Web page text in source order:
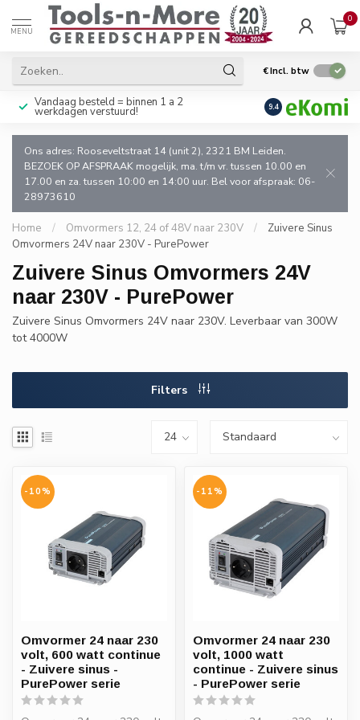
MENU
0
€Incl. btw
Vandaag besteld = binnen 1 a 2
werkdagen verstuurd!
Uitsluitend goede
en de vakman!
9.4
Ons adres: Rooseveltstraat 14 (unit 2), 2321 BM Leiden.
BEZOEK OP AFSPRAAK mogelijk, ma. t/m vr. tussen 10.00 en
17.00 en za. tussen 10:00 en 14:00 uur. Bel voor afspraak: 06-
28973610
Home / Omvormers 12, 24 of 48V naar 230V /
Zuivere Sinus
Omvormers 24V naar 230V - PurePower
Zuivere Sinus Omvormers 24V
naar 230V - PurePower
Zuivere Sinus Omvormers 24V naar 230V. Leverbaar van 300W
tot 4000W
Filters
-10%
Omvormer 24 naar 230
volt, 600 watt continue
- Zuivere sinus -
PurePower serie
-11%
Omvormer 24 naar 230
volt, 1000 watt
continue - Zuivere sinus
- PurePower serie